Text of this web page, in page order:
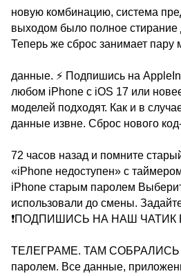
новую комбинацию, система
выходом было полное стирание
Теперь же сброс занимает пару
данные. ⚡ Подпишись на
любом iPhone с iOS 17 или
моделей подходят. Как и в
данные извне. Сброс нового
72 часов назад и помните
«iPhone недоступен» с
iPhone старым паролем
использовали до смены.
❗ПОДПИШИСЬ НА НАШ ЧАТИК
ТЕЛЕГРАМЕ. ТАМ СОБРАЛИСЬ
паролем. Все данные,